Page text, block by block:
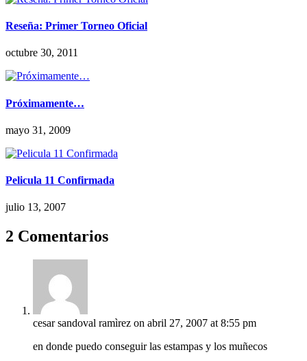
Reseña: Primer Torneo Oficial
octubre 30, 2011
Próximamente…
mayo 31, 2009
Pelicula 11 Confirmada
julio 13, 2007
2 Comentarios
cesar sandoval ramìrez on abril 27, 2007 at 8:55 pm
en donde puedo conseguir las estampas y los muñecos